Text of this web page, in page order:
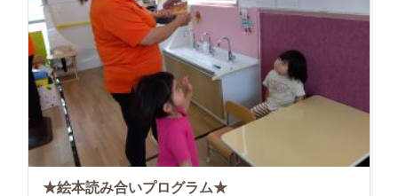
★絵本読み合いプログラム★